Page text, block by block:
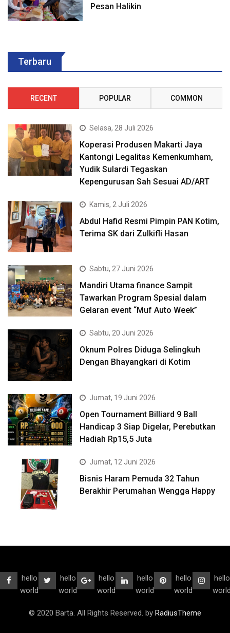
Pesan Halikin
Terbaru
RECENT POPULAR COMMON
Selasa, 28 Juli 2026
Koperasi Produsen Makarti Jaya
Kantongi Legalitas Kemenkumham,
Yudik Sulardi Tegaskan
Kepengurusan Sah Sesuai AD/ART
Kamis, 2 Juli 2026
Abdul Hafid Resmi Pimpin PAN Kotim,
Terima SK dari Zulkifli Hasan
Sabtu, 27 Juni 2026
Mandiri Utama finance Sampit
Tawarkan Program Spesial dalam
Gelaran event “Muf Auto Week”
Sabtu, 20 Juni 2026
Oknum Polres Diduga Selingkuh
Dengan Bhayangkari di Kotim
Jumat, 19 Juni 2026
Open Tournament Billiard 9 Ball
Handicap 3 Siap Digelar, Perebutkan
Hadiah Rp15,5 Juta
Jumat, 12 Juni 2026
Bisnis Haram Pemuda 32 Tahun
Berakhir Perumahan Wengga Happy
hello
world
hello
world
hello
world
hello
world
hello
world
hello
© 2020 Barta. All Rights Reserved. by RadiusTheme